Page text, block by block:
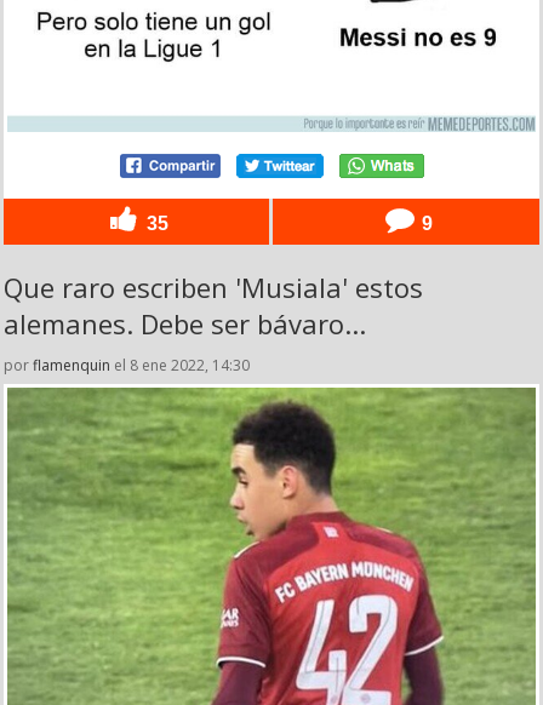
35 9
Que raro escriben 'Musiala' estos
alemanes. Debe ser bávaro...
porflamenquin el 8 ene 2022, 14:30